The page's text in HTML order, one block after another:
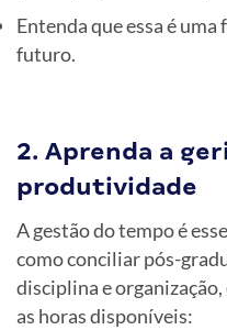
Entenda que essa é
futuro.
2. Aprenda a
produtividade
A gestão do tempo é
como conciliar pós-
disciplina e
as horas disponíveis: